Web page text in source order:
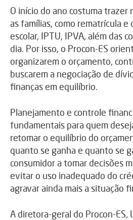
O início do ano costuma trazer
as famílias, como rematrícula e
escolar, IPTU, IPVA, além das
dia. Por isso, o Procon-ES
organizarem o orçamento,
buscarem a negociação de
finanças em equilíbrio.
Planejamento e controle
fundamentais para quem
retomar o equilíbrio do
quanto se ganha e quanto se
consumidor a tomar decisões
evitar o uso inadequado do
agravar ainda mais a situação
A diretora-geral do Procon-ES,